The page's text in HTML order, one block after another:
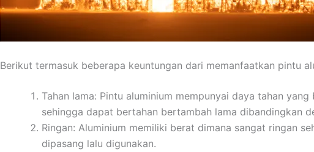
Berikut termasuk beberapa keuntungan dari memanfaatkan pintu
Tahan lama: Pintu aluminium mempunyai daya tahan
sehingga dapat bertahan bertambah lama dibandingkan
Ringan: Aluminium memiliki berat dimana sangat ringan
dipasang lalu digunakan.